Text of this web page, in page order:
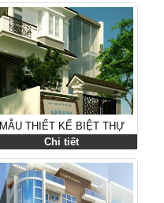
MẪU THIẾT KẾ BIỆT THỰ
PHỐ MẶT TIỀN 7M 3 TẦNG
Chi tiết